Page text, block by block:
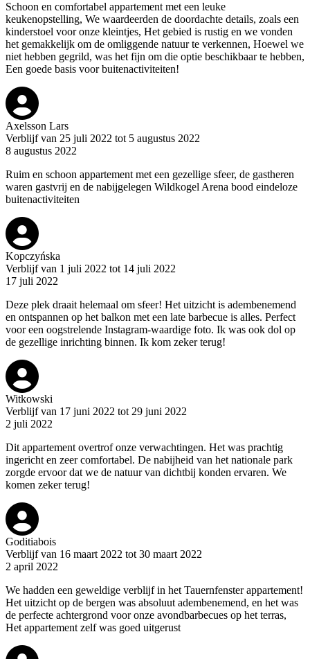
Schoon en comfortabel appartement met een leuke
keukenopstelling, We waardeerden de doordachte details, zoals een
kinderstoel voor onze kleintjes, Het gebied is rustig en we vonden
het gemakkelijk om de omliggende natuur te verkennen, Hoewel we
niet hebben gegrild, was het fijn om die optie beschikbaar te hebben,
Een goede basis voor buitenactiviteiten!
Axelsson Lars
Verblijf van 25 juli 2022 tot 5 augustus 2022
8 augustus 2022
Ruim en schoon appartement met een gezellige sfeer, de gastheren
waren gastvrij en de nabijgelegen Wildkogel Arena bood eindeloze
buitenactiviteiten
Kopczyńska
Verblijf van 1 juli 2022 tot 14 juli 2022
17 juli 2022
Deze plek draait helemaal om sfeer! Het uitzicht is adembenemend
en ontspannen op het balkon met een late barbecue is alles. Perfect
voor een oogstrelende Instagram-waardige foto. Ik was ook dol op
de gezellige inrichting binnen. Ik kom zeker terug!
Witkowski
Verblijf van 17 juni 2022 tot 29 juni 2022
2 juli 2022
Dit appartement overtrof onze verwachtingen. Het was prachtig
ingericht en zeer comfortabel. De nabijheid van het nationale park
zorgde ervoor dat we de natuur van dichtbij konden ervaren. We
komen zeker terug!
Goditiabois
Verblijf van 16 maart 2022 tot 30 maart 2022
2 april 2022
We hadden een geweldige verblijf in het Tauernfenster appartement!
Het uitzicht op de bergen was absoluut adembenemend, en het was
de perfecte achtergrond voor onze avondbarbecues op het terras,
Het appartement zelf was goed uitgerust